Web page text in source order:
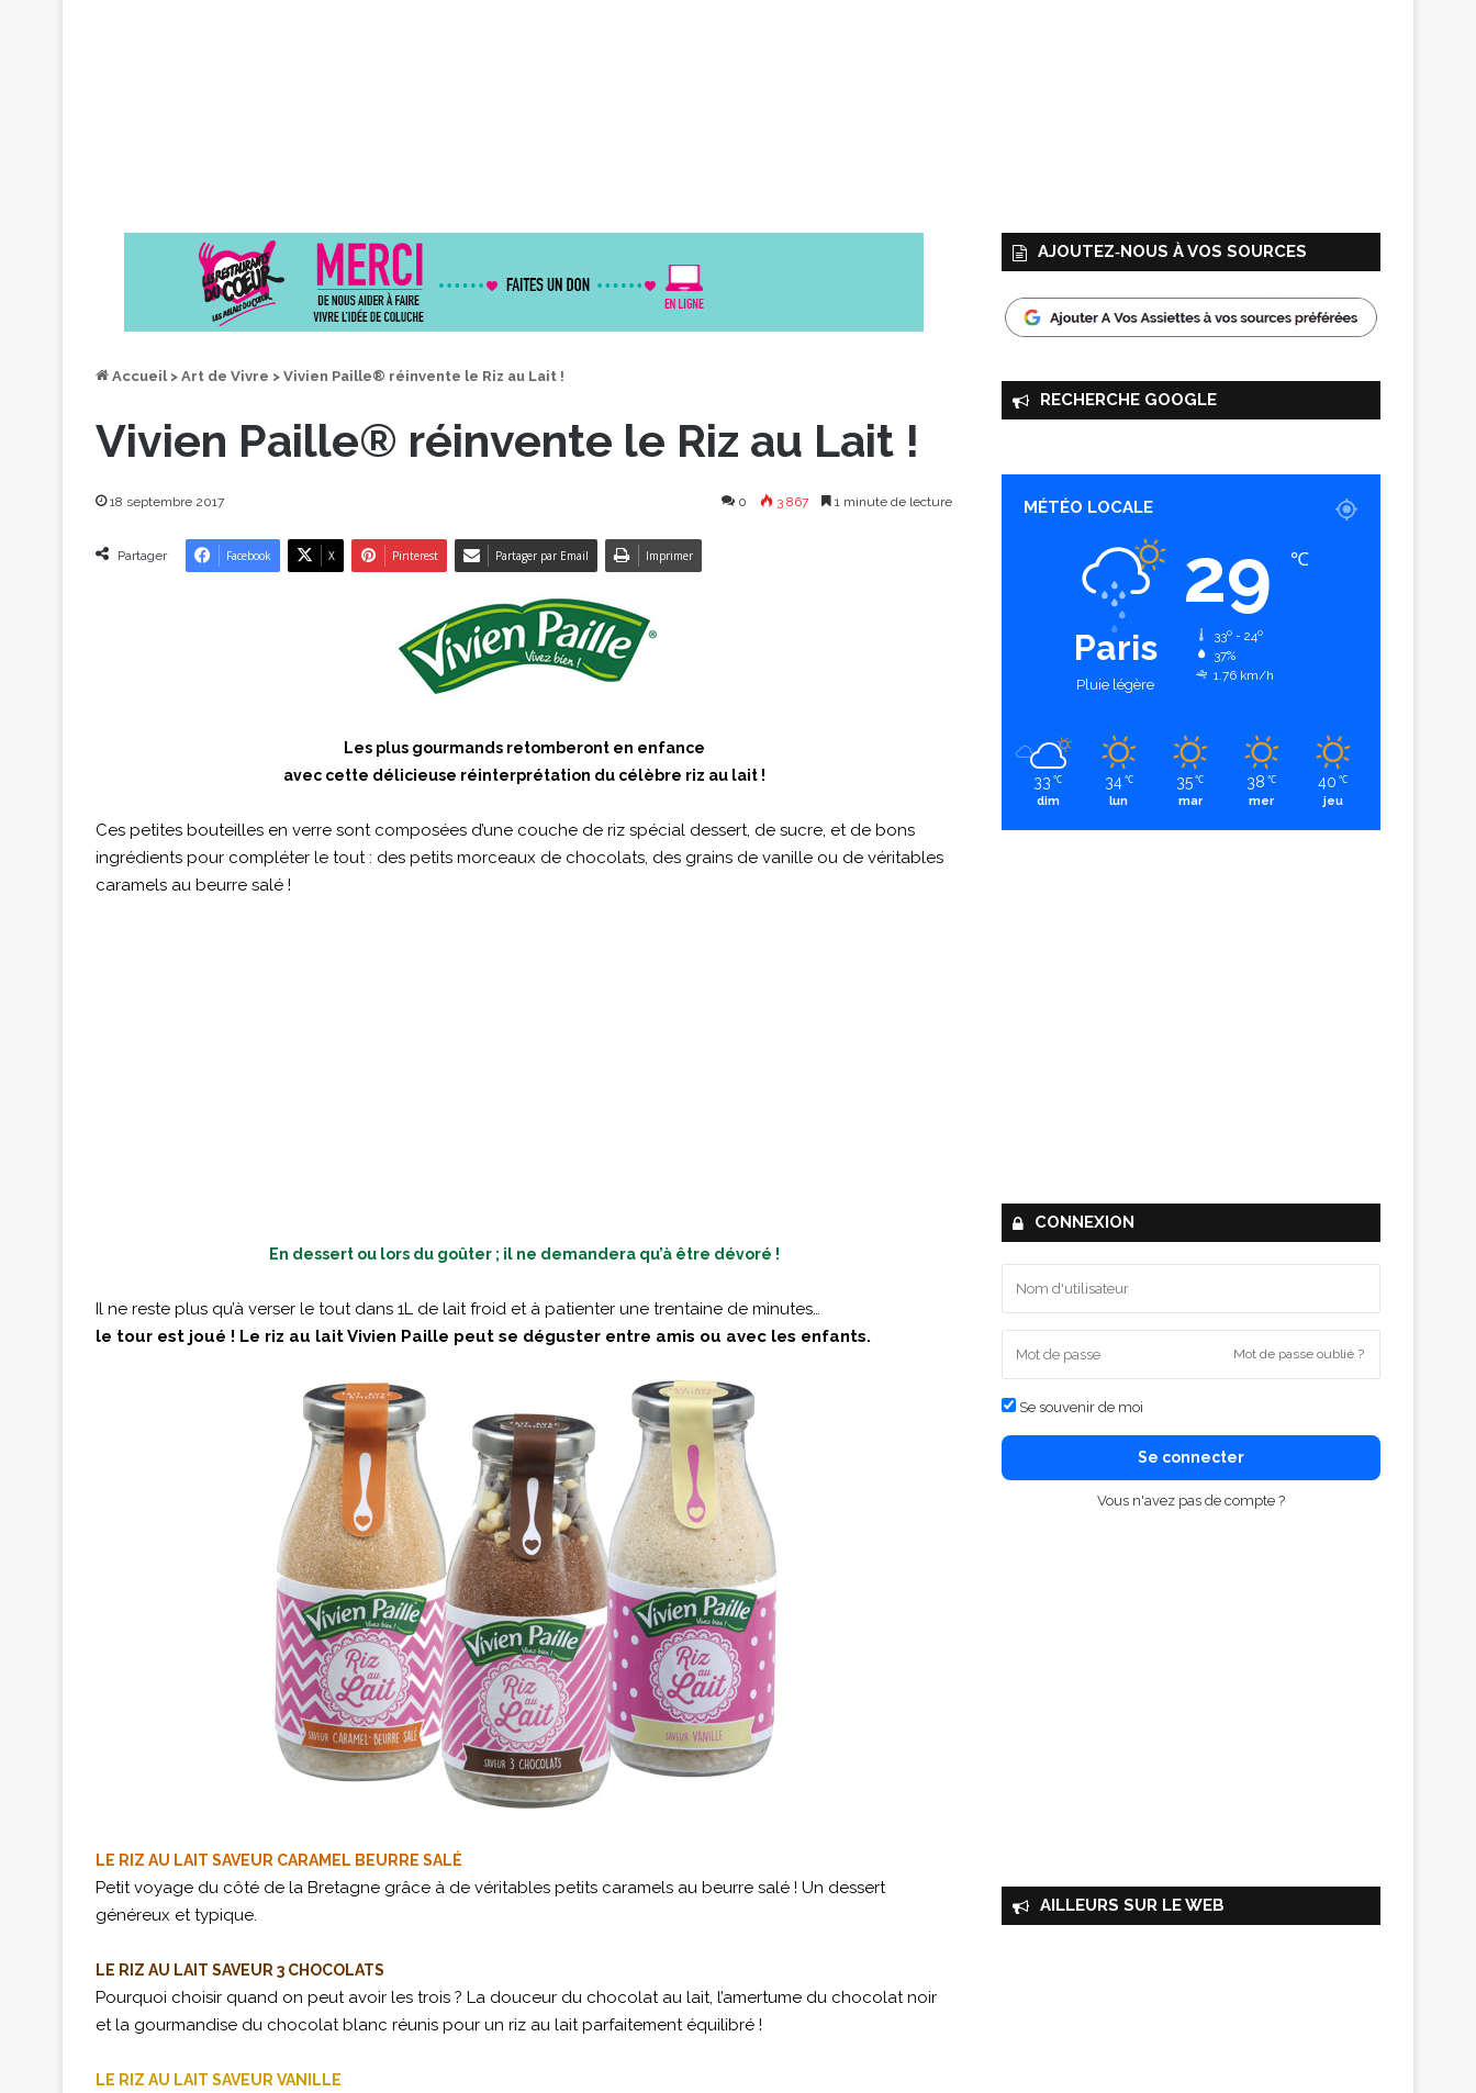
Accueil > Art de Vivre > Vivien Paille® réinvente le Riz au Lait !
Vivien Paille® réinvente le Riz au Lait !
18 septembre 2017 0 3 867 1 minute de lecture
Partager Facebook X Pinterest Partager par Email Imprimer
Les plus gourmands retomberont en enfance
avec cette délicieuse réinterprétation du célèbre riz au lait !
Ces petites bouteilles en verre sont composées d’une couche de riz spécial dessert, de sucre, et de bons
ingrédients pour compléter le tout : des petits morceaux de chocolats, des grains de vanille ou de véritables
caramels au beurre salé !
En dessert ou lors du goûter ; il ne demandera qu’à être dévoré !
Il ne reste plus qu’à verser le tout dans 1L de lait froid et à patienter une trentaine de minutes…
le tour est joué ! Le riz au lait Vivien Paille peut se déguster entre amis ou avec les enfants.
LE RIZ AU LAIT SAVEUR CARAMEL BEURRE SALÉ
Petit voyage du côté de la Bretagne grâce à de véritables petits caramels au beurre salé ! Un dessert
généreux et typique.
LE RIZ AU LAIT SAVEUR 3 CHOCOLATS
Pourquoi choisir quand on peut avoir les trois ? La douceur du chocolat au lait, l’amertume du chocolat noir
et la gourmandise du chocolat blanc réunis pour un riz au lait parfaitement équilibré !
LE RIZ AU LAIT SAVEUR VANILLE
AJOUTEZ‑NOUS À VOS SOURCES
RECHERCHE GOOGLE
MÉTÉO LOCALE
Paris
Pluie légère
29 ℃
33º - 24º
37%
1.76 km/h
33 ℃
dim
34 ℃
lun
35 ℃
mar
38 ℃
mer
40 ℃
jeu
CONNEXION
Mot de passe oublié ?
Se souvenir de moi
Se connecter
Vous n'avez pas de compte ?
AILLEURS SUR LE WEB